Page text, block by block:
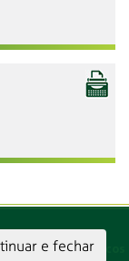
e fechar
Defensores Públicos